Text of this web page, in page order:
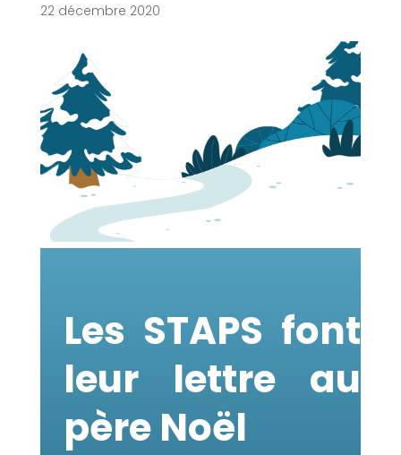
22 décembre 2020
Les STAPS font
leur lettre au
père Noël